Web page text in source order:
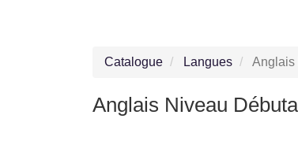
Catalogue Langues Anglais
Anglais Niveau